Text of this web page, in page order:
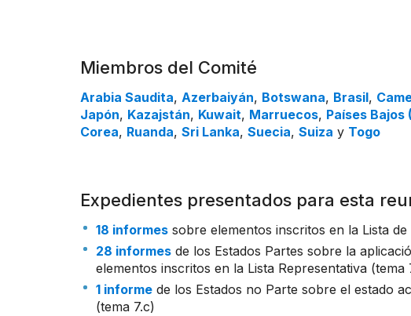
Miembros del Comité
Arabia Saudita, Azerbaiyán, Botswana, Brasil,
Japón, Kazajstán, Kuwait, Marruecos, Países Bajos
Corea, Ruanda, Sri Lanka, Suecia, Suiza y Togo
Expedientes presentados para esta
18 informes sobre elementos inscritos en la Lista
28 informes de los Estados Partes sobre la
elementos inscritos en la Lista Representativa (tema
1 informe de los Estados no Parte sobre el estado
(tema 7.c)